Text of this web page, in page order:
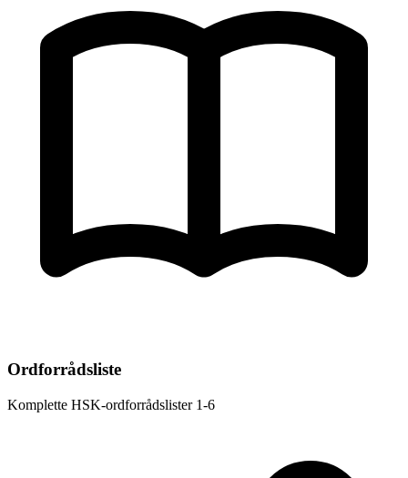
Ordforrådsliste
Komplette HSK-ordforrådslister 1-6